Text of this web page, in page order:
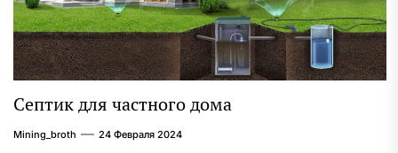
Септик для частного дома
Mining_broth 24 Февраля 2024